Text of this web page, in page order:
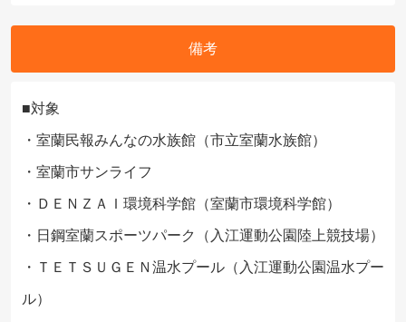
備考
■対象
・室蘭民報みんなの水族館（市立室蘭水族館）
・室蘭市サンライフ
・ＤＥＮＺＡＩ環境科学館（室蘭市環境科学館）
・日鋼室蘭スポーツパーク（入江運動公園陸上競技場）
・ＴＥＴＳＵＧＥＮ温水プール（入江運動公園温水プー
ル）